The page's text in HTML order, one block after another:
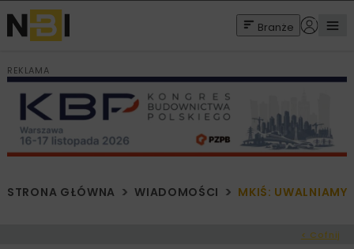
Branże
REKLAMA
STRONA GŁÓWNA WIADOMOŚCI MKIŚ: UWALNIAMY
< Cofnij